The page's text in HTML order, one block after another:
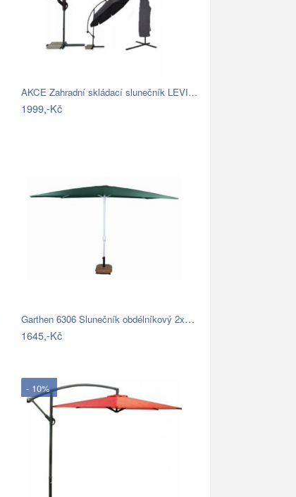
AKCE Zahradní skládací slunečník LEVI…
1999,-Kč
Garthen 6306 Slunečník obdélníkový 2x3…
1645,-Kč
- 10%